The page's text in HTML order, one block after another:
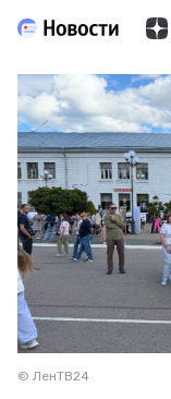
© ЛенТВ24